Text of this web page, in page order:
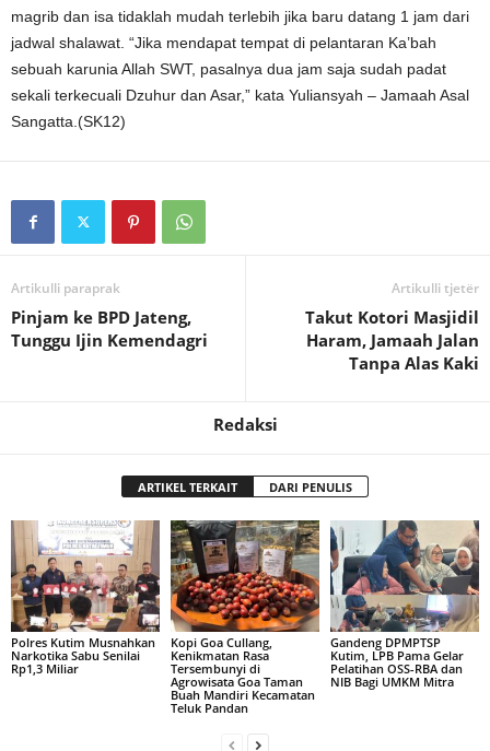
magrib dan isa tidaklah mudah terlebih jika baru datang 1 jam dari
jadwal shalawat. “Jika mendapat tempat di pelantaran Ka’bah
sebuah karunia Allah SWT, pasalnya dua jam saja sudah padat
sekali terkecuali Dzuhur dan Asar,” kata Yuliansyah – Jamaah Asal
Sangatta.(SK12)
Artikulli paraprak
Pinjam ke BPD Jateng,
Tunggu Ijin Kemendagri
Artikulli tjetër
Takut Kotori Masjidil
Haram, Jamaah Jalan
Tanpa Alas Kaki
Redaksi
ARTIKEL TERKAIT DARI PENULIS
Polres Kutim Musnahkan
Narkotika Sabu Senilai
Rp1,3 Miliar
Kopi Goa Cullang,
Kenikmatan Rasa
Tersembunyi di
Agrowisata Goa Taman
Buah Mandiri Kecamatan
Teluk Pandan
Gandeng DPMPTSP
Kutim, LPB Pama Gelar
Pelatihan OSS-RBA dan
NIB Bagi UMKM Mitra